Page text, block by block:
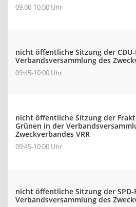
09:00-10:00 Uhr
nicht öffentliche Sitzung der
Verbandsversammlung des
09:45-10:00 Uhr
nicht öffentliche Sitzung der
Grünen in der
Zweckverbandes VRR
09:45-10:00 Uhr
nicht öffentliche Sitzung der
Verbandsversammlung des